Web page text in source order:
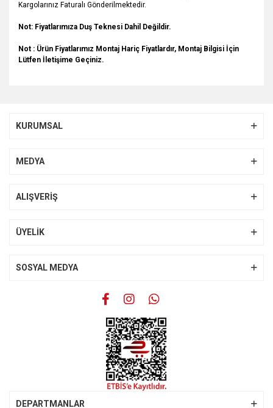
Kargolarınız Faturalı Gönderilmektedir.
Not: Fiyatlarımıza Duş Teknesi Dahil Değildir.
Not : Ürün Fiyatlarımız Montaj Hariç Fiyatlardır, Montaj Bilgisi İçin
Lütfen İletişime Geçiniz.
Görüş ve önerileriniz için teşekkür ederiz.
Ürün resmi kalitesiz, bozuk veya görüntülenemiyor.
Ürün bilgilerinde hatalar bulunuyor.
Gönder
KURUMSAL
MEDYA
ALIŞVERİŞ
ÜYELİK
SOSYAL MEDYA
DEPARTMANLAR